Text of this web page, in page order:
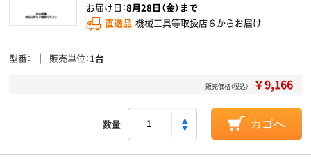
お届け日：8月28日（金）まで
直送品 機械工具等取扱店６からお届け
型番 販売単位 1台
販売価格（税込） ￥9,166
数量 カゴへ